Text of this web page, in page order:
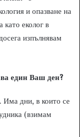
и опазване на
еколог в
изпълнявам
един Ваш ден?
Има дни, в които се
(взимам